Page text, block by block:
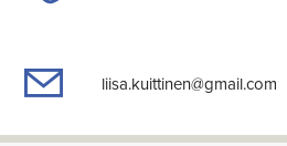
liisa.kuittinen@gmail.com